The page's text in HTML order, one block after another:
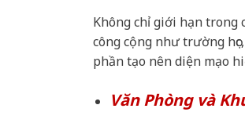
Không chỉ giới hạn trong
công cộng như trường
phần tạo nên diện mạo
Văn Phòng và